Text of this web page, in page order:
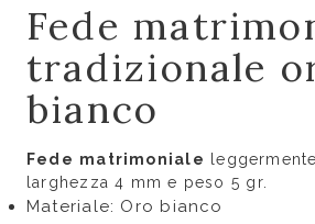
Fede
tradizionale
bianco
Fede matrimoniale leggermente
larghezza 4 mm e peso 5 gr.
Materiale: Oro bianco